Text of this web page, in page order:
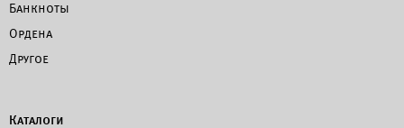
Банкноты
Ордена
Другое
Каталоги